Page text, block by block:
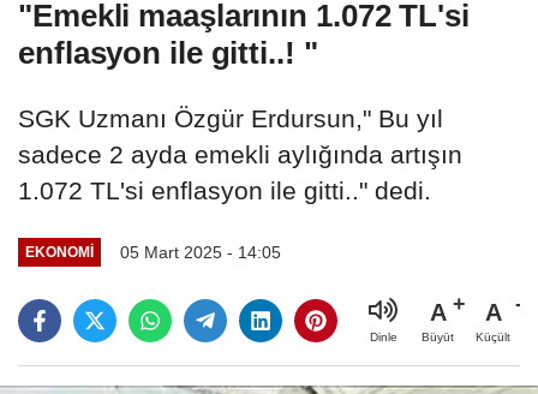
"Emekli maaşlarının 1.072 TL'si
enflasyon ile gitti..! "
SGK Uzmanı Özgür Erdursun," Bu yıl
sadece 2 ayda emekli aylığında artışın
1.072 TL'si enflasyon ile gitti.." dedi.
EKONOMI 05 Mart 2025 - 14:05
Dinle
A
Büyüt
A
Küçült